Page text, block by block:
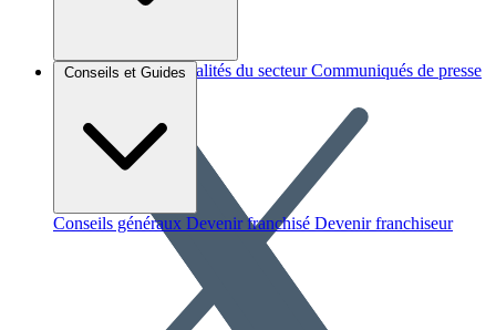
Brèves et actus Actualités du secteur Communiqués de presse
Conseils et Guides
Conseils généraux Devenir franchisé Devenir franchiseur